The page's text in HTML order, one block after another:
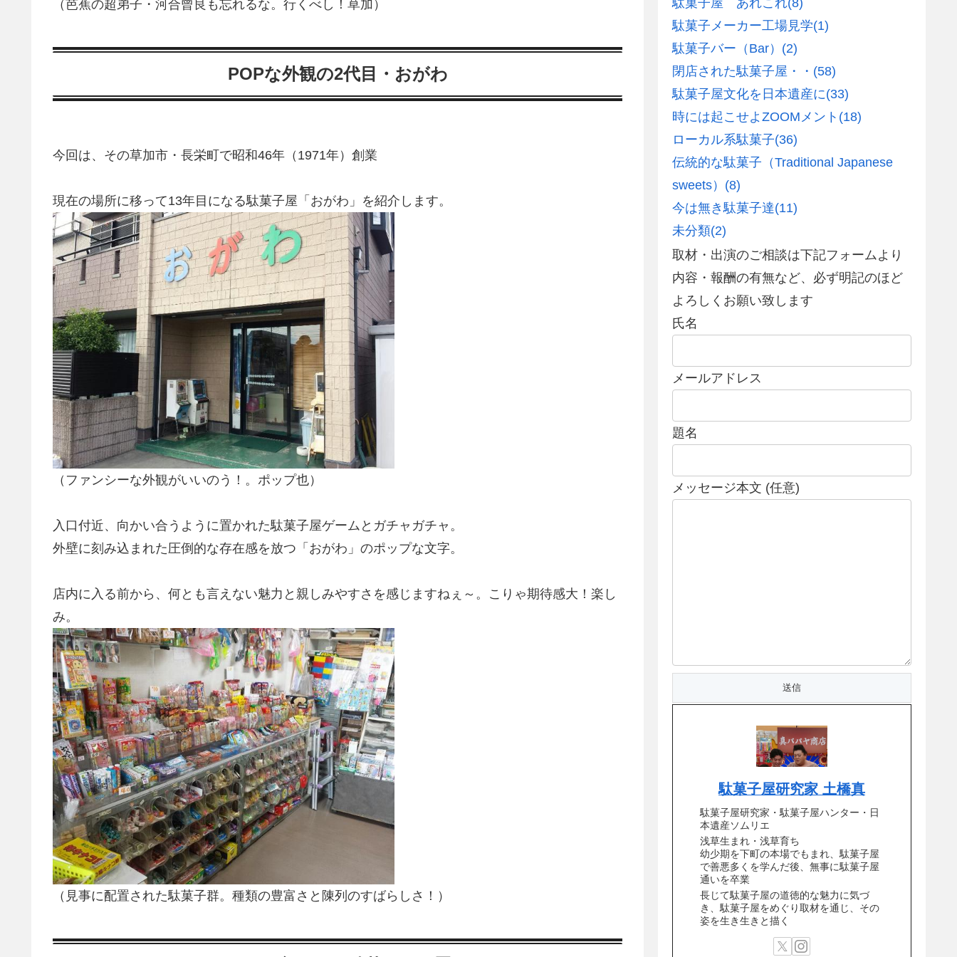
（芭蕉の超弟子・河合曾良も忘れるな。行くべし！草加）
POPな外観の2代目・おがわ
今回は、その草加市・長栄町で昭和46年（1971年）創業
現在の場所に移って13年目になる駄菓子屋「おがわ」を紹介します。
（ファンシーな外観がいいのう！。ポップ也）
入口付近、向かい合うように置かれた駄菓子屋ゲームとガチャガチャ。
外壁に刻み込まれた圧倒的な存在感を放つ「おがわ」のポップな文字。
店内に入る前から、何とも言えない魅力と親しみやすさを感じますねぇ～。こりゃ期待感大！楽し
み。
（見事に配置された駄菓子群。種類の豊富さと陳列のすばらしさ！）
駄菓子屋 あれこれ(8)
駄菓子メーカー工場見学(1)
駄菓子バー（Bar） (2)
閉店された駄菓子屋・・ (58)
駄菓子屋文化を日本遺産に(33)
時には起こせよZOOMメント (18)
ローカル系駄菓子(36)
伝統的な駄菓子（Traditional Japanese
sweets） (8)
今は無き駄菓子達(11)
未分類(2)
取材・出演のご相談は下記フォームより
内容・報酬の有無など、必ず明記のほど
よろしくお願い致します
氏名
メールアドレス
題名
メッセージ本文 (任意)
駄菓子屋研究家 土橋真
駄菓子屋研究家・駄菓子屋ハンター・日
本遺産ソムリエ
浅草生まれ・浅草育ち
幼少期を下町の本場でもまれ、駄菓子屋
で善悪多くを学んだ後、無事に駄菓子屋
通いを卒業
長じて駄菓子屋の道徳的な魅力に気づ
き、駄菓子屋をめぐり取材を通じ、その
姿を生き生きと描く